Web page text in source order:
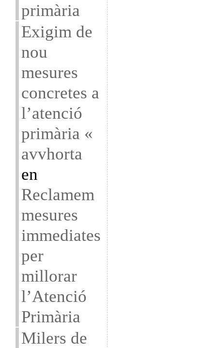
primària
Exigim de
nou
mesures
concretes a
l’atenció
primària «
avvhorta
en
Reclamem
mesures
immediates
per
millorar
l’Atenció
Primària
Milers de